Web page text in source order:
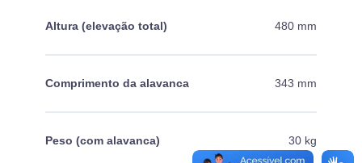
Altura (elevação total) 480 mm
Comprimento da alavanca 343 mm
Peso (com alavanca) 30 kg